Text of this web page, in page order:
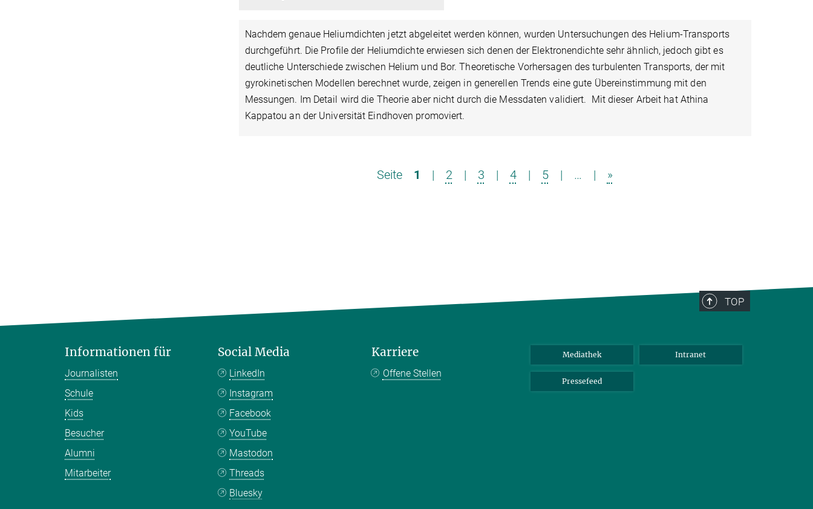
Nachdem genaue Heliumdichten jetzt abgeleitet werden können, wurden Untersuchungen des Helium-Transports
durchgeführt. Die Profile der Heliumdichte erwiesen sich denen der Elektronendichte sehr ähnlich, jedoch gibt es
deutliche Unterschiede zwischen Helium und Bor. Theoretische Vorhersagen des turbulenten Transports, der mit
gyrokinetischen Modellen berechnet wurde, zeigen in generellen Trends eine gute Übereinstimmung mit den
Messungen. Im Detail wird die Theorie aber nicht durch die Messdaten validiert. Mit dieser Arbeit hat Athina
Kappatou an der Universität Eindhoven promoviert.
Seite 1 | 2 | 3 | 4 | 5 | … | »
TOP
Informationen für
Journalisten
Schule
Kids
Besucher
Alumni
Mitarbeiter
Social Media
LinkedIn
Instagram
Facebook
YouTube
Mastodon
Threads
Bluesky
Karriere
Offene Stellen
Mediathek Intranet
Pressefeed